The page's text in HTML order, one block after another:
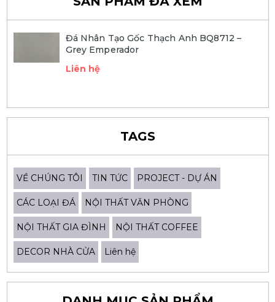
Đá Nhân Tạo Gốc Thạch Anh BQ8712 –
Grey Emperador
Liên hệ
TAGS
VỀ CHÚNG TÔI TIN TỨC PROJECT - DỰ ÁN
CÁC LOẠI ĐÁ NỘI THẤT VĂN PHÒNG
NỘI THẤT GIA ĐÌNH NỘI THẤT COFFEE
DECOR NHÀ CỬA Liên hệ